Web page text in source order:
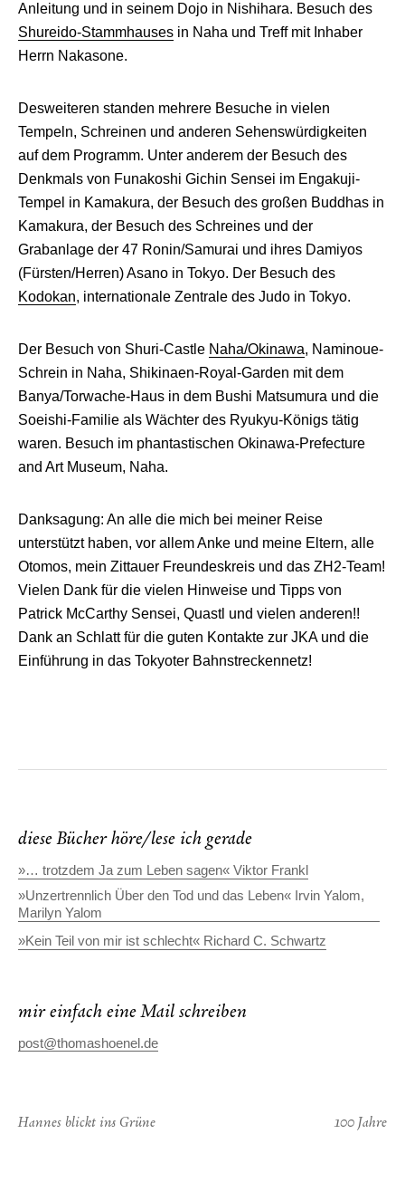
Anleitung und in seinem Dojo in Nishihara. Besuch des
Shureido-Stammhauses in Naha und Treff mit Inhaber
Herrn Nakasone.
Desweiteren standen mehrere Besuche in vielen
Tempeln, Schreinen und anderen Sehenswürdigkeiten
auf dem Programm. Unter anderem der Besuch des
Denkmals von Funakoshi Gichin Sensei im Engakuji-
Tempel in Kamakura, der Besuch des großen Buddhas in
Kamakura, der Besuch des Schreines und der
Grabanlage der 47 Ronin/Samurai und ihres Damiyos
(Fürsten/Herren) Asano in Tokyo. Der Besuch des
Kodokan, internationale Zentrale des Judo in Tokyo.
Der Besuch von Shuri-Castle Naha/Okinawa, Naminoue-
Schrein in Naha, Shikinaen-Royal-Garden mit dem
Banya/Torwache-Haus in dem Bushi Matsumura und die
Soeishi-Familie als Wächter des Ryukyu-Königs tätig
waren. Besuch im phantastischen Okinawa-Prefecture
and Art Museum, Naha.
Danksagung: An alle die mich bei meiner Reise
unterstützt haben, vor allem Anke und meine Eltern, alle
Otomos, mein Zittauer Freundeskreis und das ZH2-Team!
Vielen Dank für die vielen Hinweise und Tipps von
Patrick McCarthy Sensei, Quastl und vielen anderen!!
Dank an Schlatt für die guten Kontakte zur JKA und die
Einführung in das Tokyoter Bahnstreckennetz!
diese Bücher höre/lese ich gerade
»… trotzdem Ja zum Leben sagen« Viktor Frankl
»Unzertrennlich Über den Tod und das Leben« Irvin Yalom,
Marilyn Yalom
»Kein Teil von mir ist schlecht« Richard C. Schwartz
mir einfach eine Mail schreiben
post@thomashoenel.de
Hannes blickt ins Grüne 100 Jahre